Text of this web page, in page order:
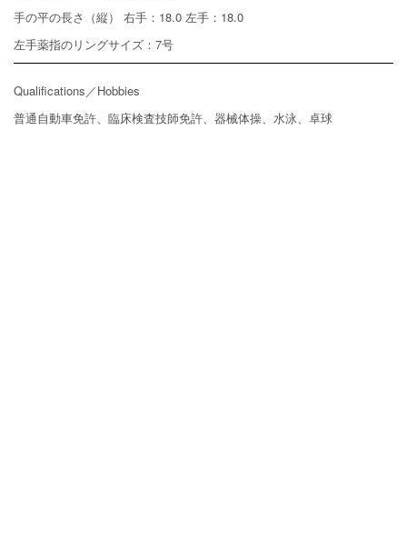
手の平の長さ（縦）
右手：18.0 左手：18.0
左手薬指のリングサイズ：7号
Qualifications／Hobbies
普通自動車免許、臨床検査技師免許、器械体操、水泳、卓球